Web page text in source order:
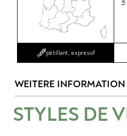
pétillant, expressif
WEITERE INFORMATION
STYLES DE